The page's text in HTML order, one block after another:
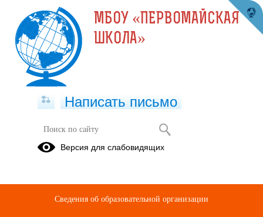
Публикации за Июнь 2026
Сборник
увлекательных сказок
МБОУ «ПЕРВОМАЙСКАЯ
ШКОЛА»
Написать письмо
Версия для слабовидящих
Сведения об образовательной организации